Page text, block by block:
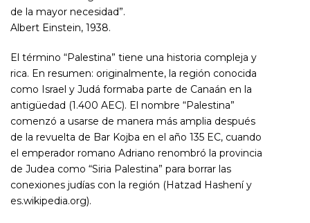
de la mayor necesidad”.
Albert Einstein, 1938.
El término “Palestina” tiene una historia compleja y
rica. En resumen: originalmente, la región conocida
como Israel y Judá formaba parte de Canaán en la
antigüedad (1.400 AEC). El nombre “Palestina”
comenzó a usarse de manera más amplia después
de la revuelta de Bar Kojba en el año 135 EC, cuando
el emperador romano Adriano renombró la provincia
de Judea como “Siria Palestina” para borrar las
conexiones judías con la región (Hatzad Hashení y
es.wikipedia.org).